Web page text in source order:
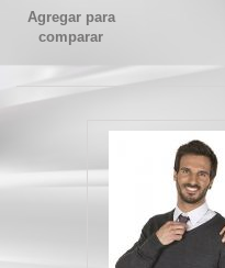
Agregar para
comparar